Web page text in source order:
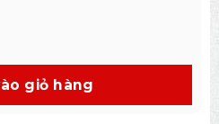
giỏ hàng